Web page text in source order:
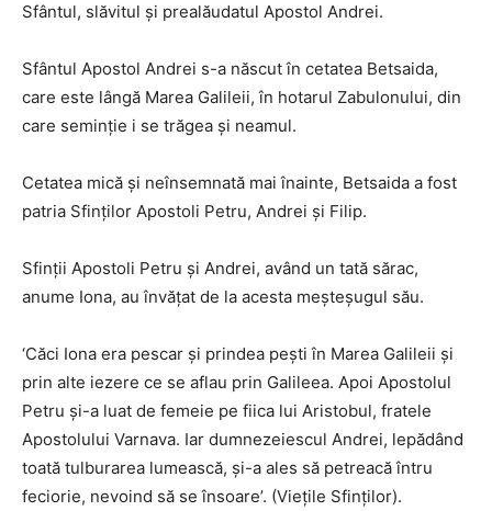
Sfântul, slăvitul și prealăudatul Apostol Andrei.
Sfântul Apostol Andrei s-a născut în cetatea Betsaida,
care este lângă Marea Galileii, în hotarul Zabulonului, din
care seminție i se trăgea și neamul.
Cetatea mică și neînsemnată mai înainte, Betsaida a fost
patria Sfinților Apostoli Petru, Andrei și Filip.
Sfinții Apostoli Petru și Andrei, având un tată sărac,
anume Iona, au învățat de la acesta meșteșugul său.
‘Căci Iona era pescar și prindea pești în Marea Galileii și
prin alte iezere ce se aflau prin Galileea. Apoi Apostolul
Petru și-a luat de femeie pe fiica lui Aristobul, fratele
Apostolului Varnava. Iar dumnezeiescul Andrei, lepădând
toată tulburarea lumească, și-a ales să petreacă întru
feciorie, nevoind să se însoare’. (Viețile Sfinților).